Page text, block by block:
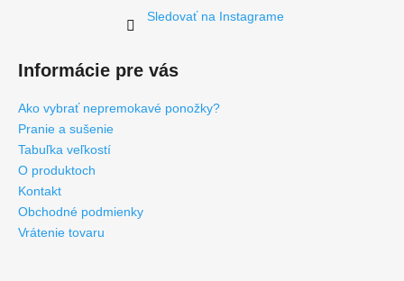
Sledovať na Instagrame
Informácie pre vás
Ako vybrať nepremokavé ponožky?
Pranie a sušenie
Tabuľka veľkostí
O produktoch
Kontakt
Obchodné podmienky
Vrátenie tovaru